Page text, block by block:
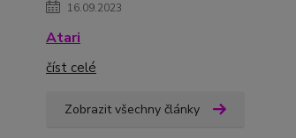
16.09.2023
Atari
číst celé
Zobrazit všechny články